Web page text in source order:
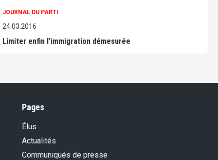
JOURNAL DU PARTI
24.03.2016
Limiter enfin l’immigration démesurée
Pages
Élus
Actualités
Communiqués de presse